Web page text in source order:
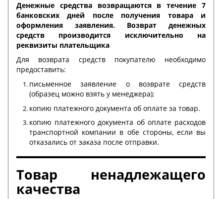
Денежные средства возвращаются в течение 7
банковских дней после получения товара и
оформления заявления. Возврат денежных
средств производится исключительно на
реквизиты плательщика
Для возврата средств покупателю необходимо
предоставить:
письменное заявление о возврате средств
(образец можно взять у менеджера);
копию платежного документа об оплате за товар.
копию платежного документа об оплате расходов
транспортной компании в обе стороны, если вы
отказались от заказа после отправки.
Товар ненадлежащего
качества